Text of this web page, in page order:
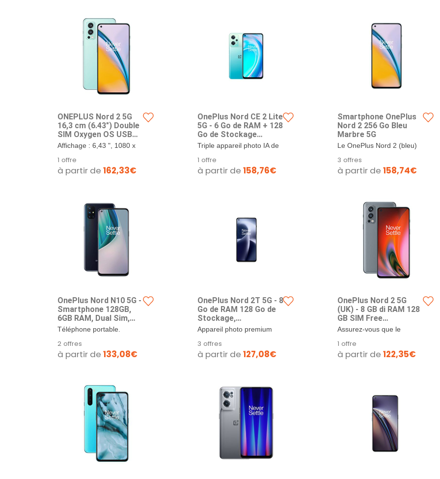
ONEPLUS Nord 2 5G
16,3 cm (6.43") Double
SIM Oxygen OS USB
Type-C 12 Go 256 Go
4500 mAh Bleu
Affichage : 6,43 ", 1080 x
Mediatek Dimensity 1200
3GHz. Caméra : Triple,
1 offre
à partir de 162,33€
OnePlus Nord CE 2 Lite
5G - 6 Go de RAM + 128
Go de Stockage
Smartphone sans
Carte SIM avec Triple
caméra IA 64MP et
Batterie 5000 mAh -
Garantie 2 Ans -Blue
Triple appareil photo IA de
64 MP, Macro 4 Mpx et
Appareil photo 2 MP avec
1 offre
à partir de 158,76€
Smartphone OnePlus
Nord 2 256 Go Bleu
Marbre 5G
Le OnePlus Nord 2 (bleu)
le successeur du OnePlus
Nord. Il est équipé d'un
3 offres
à partir de 158,74€
OnePlus Nord N10 5G -
Smartphone 128GB,
6GB RAM, Dual Sim,
Midnight Ice
Téléphone portable.
2 offres
à partir de 133,08€
OnePlus Nord 2T 5G - 8
Go de RAM 128 Go de
Stockage,
Smartphone sans
Carte SIM avec Triple
caméra IA 50MP et
Charge Rapide
SUPERVOOC 80 W -
Appareil photo premium
OIS, 120° Ultra grand
angle 8 Mpx et Mono 2
3 offres
à partir de 127,08€
OnePlus Nord 2 5G
(UK) - 8 GB di RAM 128
GB SIM Free
Smartphone con tripla
fotocamera e carica
ordito 65 W - 2 anni di
garanzia - Grey Sierra
Assurez-vous que le
cela peut entraîner des
problèmes de
1 offre
à partir de 122,35€